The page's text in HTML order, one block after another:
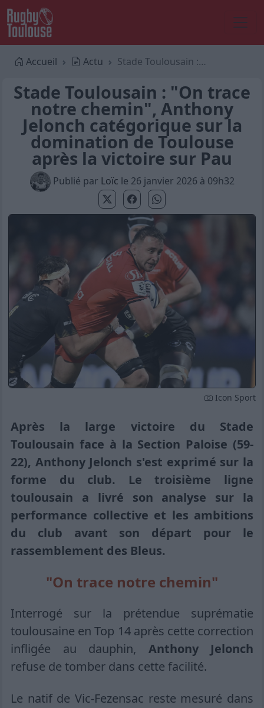
Accueil Actu Stade Toulousain : "On trace notre chemin", Anthony Jelonch catégorique sur la domination de Toulouse après la victoire sur Pau
Stade Toulousain : "On trace
notre chemin", Anthony
Jelonch catégorique sur la
domination de Toulouse
après la victoire sur Pau
Publié par Loïc le 26 janvier 2026 à 09h32
Icon Sport
Après la large victoire du Stade
Toulousain face à la Section Paloise (59-
22), Anthony Jelonch s'est exprimé sur la
forme du club. Le troisième ligne
toulousain a livré son analyse sur la
performance collective et les ambitions
du club avant son départ pour le
rassemblement des Bleus.
"On trace notre chemin"
Interrogé sur la prétendue suprématie
toulousaine en Top 14 après cette correction
infligée au dauphin, Anthony Jelonch
refuse de tomber dans cette facilité.
Le natif de Vic-Fezensac reste mesuré dans